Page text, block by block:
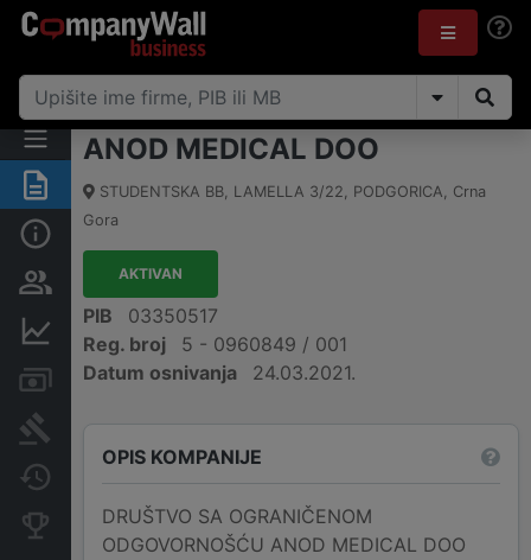
Sažetak
Osobe i vlasništvo
Računi i blokade
Arhiva sudskih objava
Konkurentne kompanije
ANOD MEDICAL DOO
STUDENTSKA BB, LAMELLA 3/22, PODGORICA, Crna
Gora
AKTIVAN
PIB
03350517
Reg. broj
5 - 0960849 / 001
Datum osnivanja
24.03.2021.
OPIS KOMPANIJE
DRUŠTVO SA OGRANIČENOM
ODGOVORNOŠĆU ANOD MEDICAL DOO